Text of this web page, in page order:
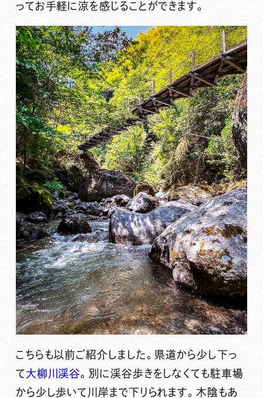
ってお手軽に涼を感じることができます。
こちらも以前ご紹介しました。県道から少し下っ
て 大柳川渓谷。別に渓谷歩きをしなくても駐車場
から少し歩いて川岸まで下りられます。木陰もあ